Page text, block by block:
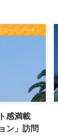
ーリゾート）
感満載
ン」訪問